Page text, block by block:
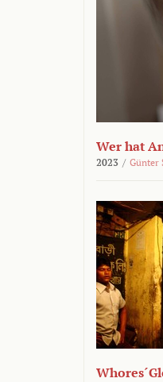
Wer hat
2023 / Günter